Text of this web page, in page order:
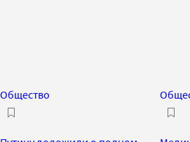
Общество